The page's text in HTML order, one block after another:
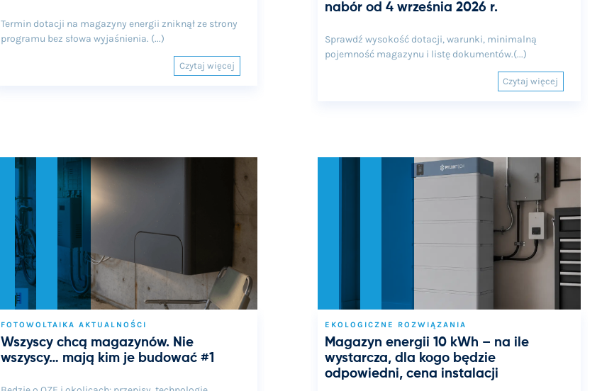
Termin dotacji na magazyny energii zniknął ze strony
programu bez słowa wyjaśnienia. (...)
Czytaj więcej
nabór od 4 września 2026 r.
Sprawdź wysokość dotacji, warunki, minimalną
pojemność magazynu i listę dokumentów.(...)
Czytaj więcej
FOTOWOLTAIKA AKTUALNOŚCI
Wszyscy chcą magazynów. Nie
wszyscy… mają kim je budować #1
EKOLOGICZNE ROZWIĄZANIA
Magazyn energii 10 kWh – na ile
wystarcza, dla kogo będzie
odpowiedni, cena instalacji